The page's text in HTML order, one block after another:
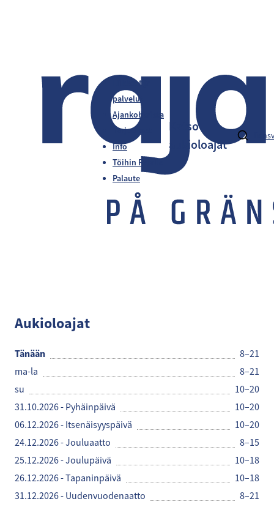
Liikkeet ja
palvelut
Ajankohtaista
Tarjoukset
Info
Töihin Rajalle
Palaute
en
Katso
aukioloajat
Aukioloajat
Tänään
8–21
ma-la
8–21
su
10–20
31.10.2026 - Pyhäinpäivä
10–20
06.12.2026 - Itsenäisyyspäivä
10–20
24.12.2026 - Jouluaatto
8–15
25.12.2026 - Joulupäivä
10–18
26.12.2026 - Tapaninpäivä
10–18
31.12.2026 - Uudenvuodenaatto
8–21